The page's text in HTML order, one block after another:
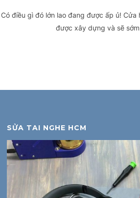
Có điều gì đó lớn lao đang được ấp ủ! Cửa
được xây dựng và sẽ
SỬA TAI NGHE HCM